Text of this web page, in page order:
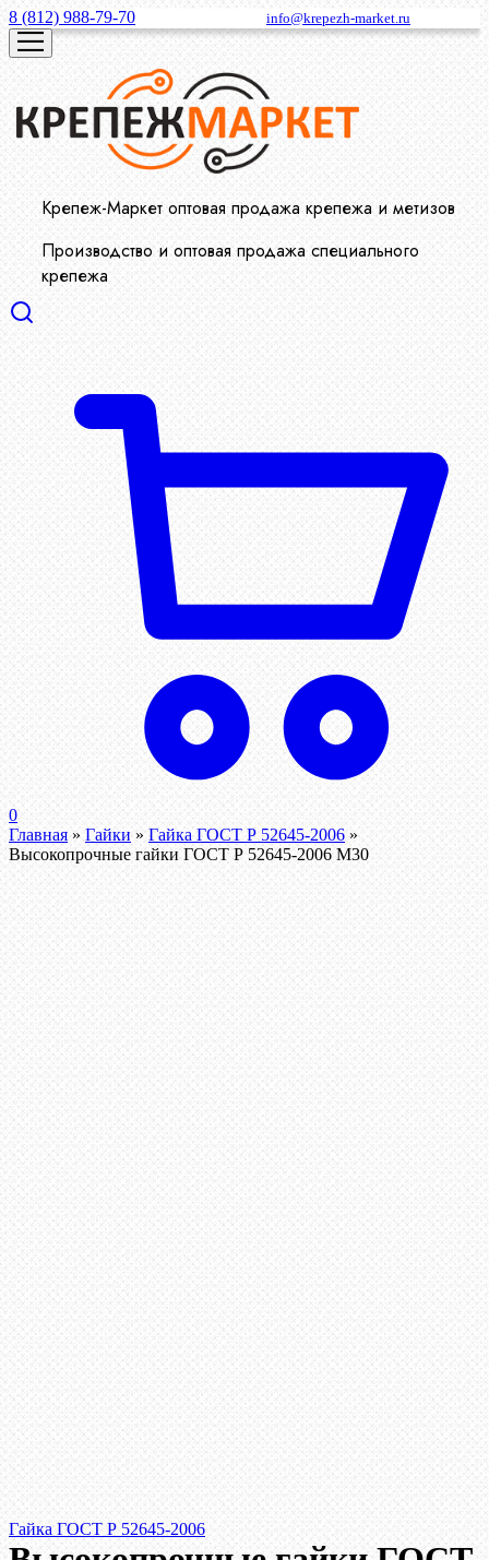
8 (812) 988-79-70 info@krepezh-market.ru
Крепеж-Маркет оптовая продажа крепежа и метизов
Производство и оптовая продажа специального
крепежа
0
Главная » Гайки » Гайка ГОСТ Р 52645-2006 »
Высокопрочные гайки ГОСТ Р 52645-2006 М30
Гайка ГОСТ Р 52645-2006